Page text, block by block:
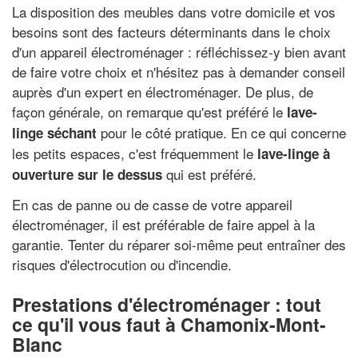
La disposition des meubles dans votre domicile et vos
besoins sont des facteurs déterminants dans le choix
d'un appareil électroménager : réfléchissez-y bien avant
de faire votre choix et n'hésitez pas à demander conseil
auprès d'un expert en électroménager. De plus, de
façon générale, on remarque qu'est préféré le lave-
linge séchant pour le côté pratique. En ce qui concerne
les petits espaces, c'est fréquemment le lave-linge à
ouverture sur le dessus qui est préféré.
En cas de panne ou de casse de votre appareil
électroménager, il est préférable de faire appel à la
garantie. Tenter du réparer soi-même peut entraîner des
risques d'électrocution ou d'incendie.
Prestations d'électroménager : tout
ce qu'il vous faut à Chamonix-Mont-
Blanc